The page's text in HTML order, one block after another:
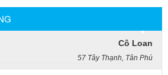
57 Tây Thạnh, Tân Phú